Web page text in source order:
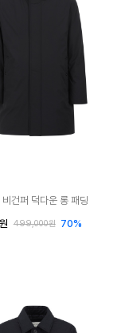
건퍼 덕다운 롱 패딩
499,000원 70%